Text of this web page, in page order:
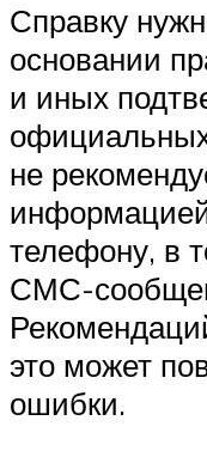
Справку
основании
и иных
не
телефону, в
СМС-
это может
ошибки.